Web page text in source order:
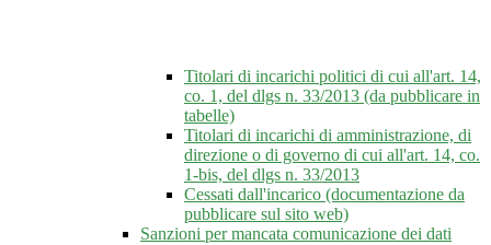
Titolari di incarichi politici di cui all'art. 14,
co. 1, del dlgs n. 33/2013 (da pubblicare in
tabelle)
Titolari di incarichi di amministrazione, di
direzione o di governo di cui all'art. 14, co.
1-bis, del dlgs n. 33/2013
Cessati dall'incarico (documentazione da
pubblicare sul sito web)
Sanzioni per mancata comunicazione dei dati